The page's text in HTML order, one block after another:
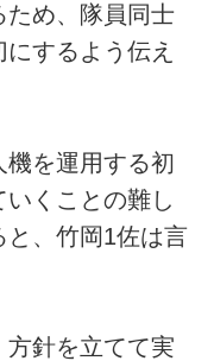
ため、隊員同士
するよう伝え
を運用する初
くことの難し
と、竹岡1佐は言
方針を立てて実